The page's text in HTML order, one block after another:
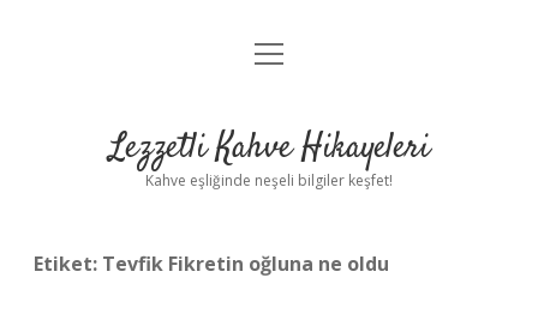
Anasayfa
Yasal Uyarı
menüyü
Lezzetli Kahve Hikayeleri
Kahve eşliğinde neşeli bilgiler keşfet!
Etiket: Tevfik Fikretin oğluna ne oldu